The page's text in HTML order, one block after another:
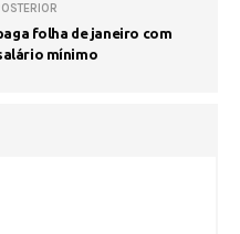
folha de janeiro com
mínimo